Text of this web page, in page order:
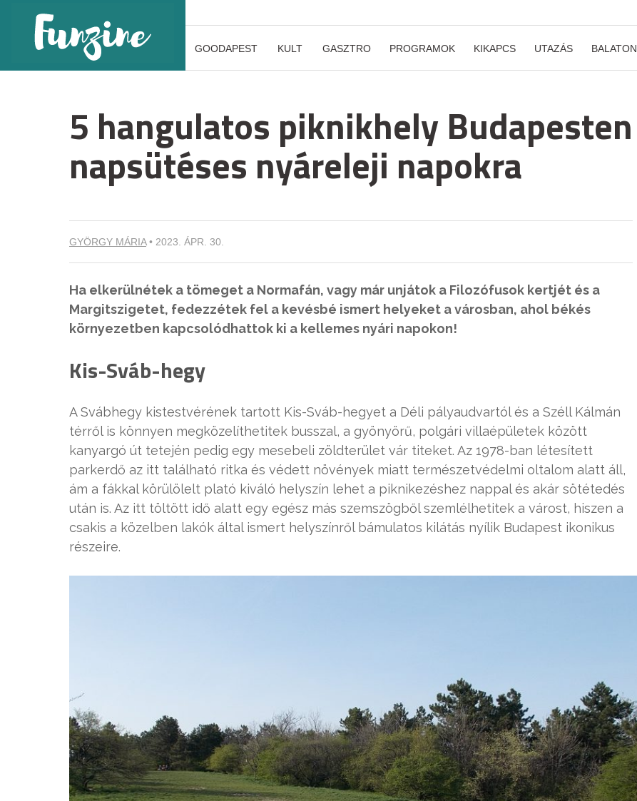
GOODAPEST KULT GASZTRO PROGRAMOK KIKAPCS UTAZÁS BALATON
5 hangulatos piknikhely Budapesten
napsütéses nyáreleji napokra
GYÖRGY MÁRIA• 2023. ÁPR. 30.
Ha elkerülnétek a tömeget a Normafán, vagy már unjátok a Filozófusok kertjét és a
Margitszigetet, fedezzétek fel a kevésbé ismert helyeket a városban, ahol békés
környezetben kapcsolódhattok ki a kellemes nyári napokon!
Kis-Sváb-hegy
A Svábhegy kistestvérének tartott Kis-Sváb-hegyet a Déli pályaudvartól és a Széll Kálmán
térről is könnyen megközelíthetitek busszal, a gyönyörű, polgári villaépületek között
kanyargó út tetején pedig egy mesebeli zöldterület vár titeket. Az 1978-ban létesített
parkerdő az itt található ritka és védett növények miatt természetvédelmi oltalom alatt áll,
ám a fákkal körülölelt plató kiváló helyszín lehet a piknikezéshez nappal és akár sötétedés
után is. Az itt töltött idő alatt egy egész más szemszögből szemlélhetitek a várost, hiszen a
csakis a közelben lakók által ismert helyszínről bámulatos kilátás nyílik Budapest ikonikus
részeire.